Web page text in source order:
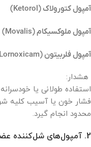
آمپول کتورولاک (Ketorol)
آمپول ملوکسیکام (Movalis)
آمپول فلربیتون (Lornoxicam)
هشدار:
استفاده طولانی یا
فشار خون یا آسیب کلیه
محدود انجام گیرد.
2. آمپول‌های شل‌کننده عضلات (Muscle Relaxants)